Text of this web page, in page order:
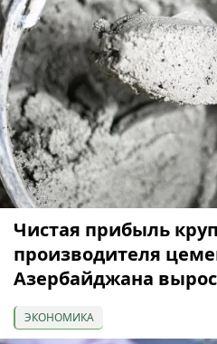
Чистая прибыль
производителя
Азербайджана
ЭКОНОМИКА